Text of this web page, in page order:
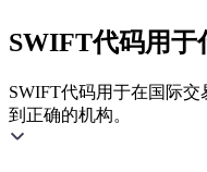
SWIFT代码用于
SWIFT代码用于在国际
到正确的机构。